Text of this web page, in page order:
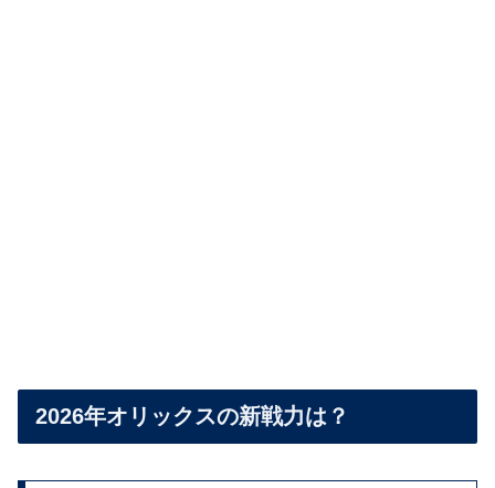
2026年オリックスの新戦力は？